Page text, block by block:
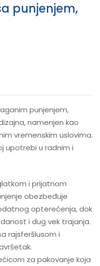
punjenjem,
punjenjem,
namenjen kao
vremenskim uslovima.
upotrebi u radnim i
i prijatnom
obezbeđuje
opterećenja, dok
i dug vek trajanja.
rajsferšlusom i
za pakovanje koja